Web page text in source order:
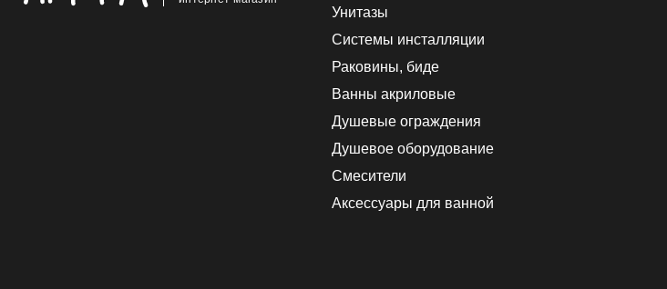
Унитазы
Системы инсталляции
Раковины, биде
Ванны акриловые
Душевые ограждения
Душевое оборудование
Смесители
Аксессуары для ванной